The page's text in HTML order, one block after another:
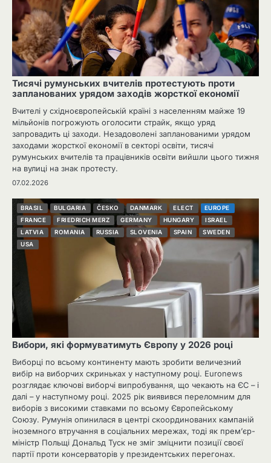
Тисячі румунських вчителів протестують проти
запланованих урядом заходів жорсткої економії
Вчителі у східноєвропейській країні з населенням майже 19
мільйонів погрожують оголосити страйк, якщо уряд
запровадить ці заходи. Незадоволені запланованими урядом
заходами жорсткої економії в секторі освіти, тисячі
румунських вчителів та працівників освіти вийшли цього тижня
на вулиці на знак протесту.
07.02.2026
BRASIL BULGARIA ČESKO DANMARK ELECT
EUROPE
FRANCE
FRIEDRICH MERZ GERMANY HUNGARY
ISRAEL
LATVIA
ROMANIA RUSSIA SLOVENIA SPAIN
SWEDEN
USA
Вибори, які формуватимуть Європу у 2026 році
Виборці по всьому континенту мають зробити величезний
вибір на виборчих скриньках у наступному році. Euronews
розглядає ключові виборчі випробування, що чекають на ЄС – і
далі – у наступному році. 2025 рік виявився переломним для
виборів з високими ставками по всьому Європейському
Союзу. Румунія опинилася в центрі скоординованих кампаній
іноземного втручання в соціальних мережах, тоді як прем’єр-
міністр Польщі Дональд Туск не зміг зміцнити позиції своєї
партії проти консерваторів у президентських перегонах.